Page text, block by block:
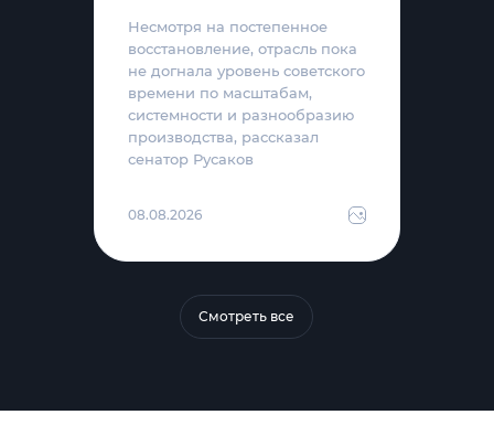
Несмотря на постепенное
восстановление, отрасль пока
не догнала уровень советского
времени по масштабам,
системности и разнообразию
производства, рассказал
сенатор Русаков
08.08.2026
Смотреть все